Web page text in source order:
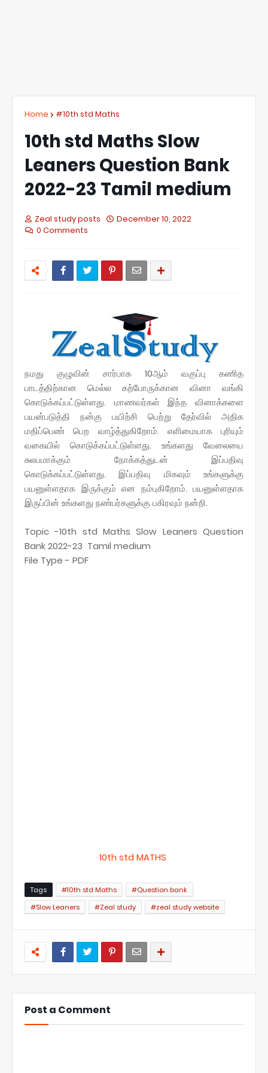
Home #10th std Maths
10th std Maths Slow
Leaners Question Bank
2022-23 Tamil medium
Zeal study posts
December 10, 2022
0 Comments
நமது குழுவின் சார்பாக 10ஆம் வகுப்பு கணித
பாடத்திற்கான மெல்ல கற்போருக்கான வினா வங்கி
கொடுக்கப்பட்டுள்ளது. மாணவர்கள் இந்த வினாக்களை
பயன்படுத்தி நன்கு பயிற்சி பெற்று தேர்வில் அதிக
மதிப்பெண் பெற வாழ்த்துகிறோம். எளிமையாக புரியும்
வகையில் கொடுக்கப்பட்டுள்ளது. உங்களது வேலையை
சுலபமாக்கும் நோக்கத்துடன் இப்பதிவு
கொடுக்கப்பட்டுள்ளது. இப்பதிவு மிகவும் உங்களுக்கு
பயனுள்ளதாக இருக்கும் என நம்புகிறோம். பயனுள்ளதாக
இருப்பின் உங்களது நண்பர்களுக்கு பகிரவும் நன்றி.
Topic -10th std Maths Slow Leaners Question
Bank 2022-23 Tamil medium
File Type - PDF
10th std MATHS
Tags #10th std Maths
#Question bank
#Slow Leaners
#Zeal study #zeal study website
Post a Comment